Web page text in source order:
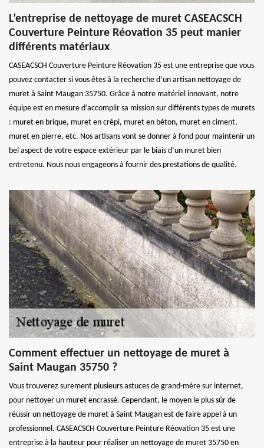
L’entreprise de nettoyage de muret CASEACSCH
Couverture Peinture Réovation 35 peut manier
différents matériaux
CASEACSCH Couverture Peinture Réovation 35 est une entreprise que vous
pouvez contacter si vous êtes à la recherche d’un artisan nettoyage de
muret à Saint Maugan 35750. Grâce à notre matériel innovant, notre
équipe est en mesure d’accomplir sa mission sur différents types de murets
: muret en brique, muret en crépi, muret en béton, muret en ciment,
muret en pierre, etc. Nos artisans vont se donner à fond pour maintenir un
bel aspect de votre espace extérieur par le biais d’un muret bien
entretenu. Nous nous engageons à fournir des prestations de qualité.
Comment effectuer un nettoyage de muret à
Saint Maugan 35750 ?
Vous trouverez surement plusieurs astuces de grand-mère sur internet,
pour nettoyer un muret encrassé. Cependant, le moyen le plus sûr de
réussir un nettoyage de muret à Saint Maugan est de faire appel à un
professionnel. CASEACSCH Couverture Peinture Réovation 35 est une
entreprise à la hauteur pour réaliser un nettoyage de muret 35750 en